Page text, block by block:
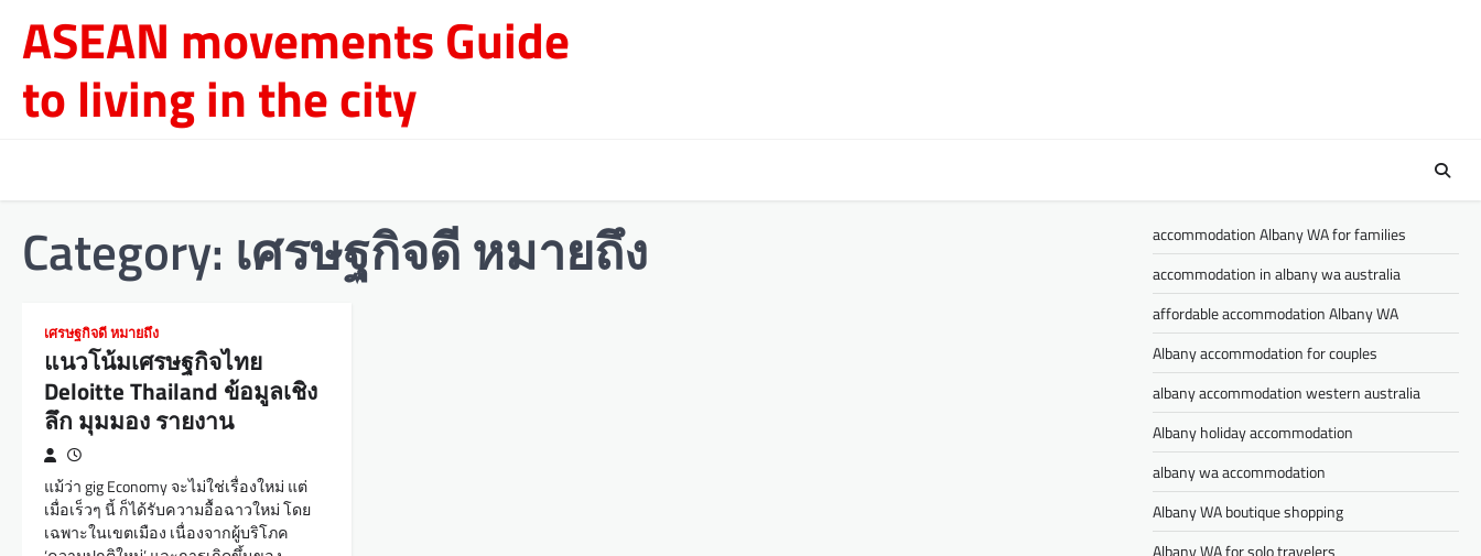
content
ASEAN movements Guide
to living in the city
Category: เศรษฐกิจดี หมายถึง
เศรษฐกิจดี หมายถึง
แนวโน้มเศรษฐกิจไทย
Deloitte Thailand ข้อมูลเชิง
ลึก มุมมอง รายงาน
แม้ว่า gig Economy จะไม่ใช่เรื่องใหม่ แต่
เมื่อเร็วๆ นี้ ก็ได้รับความอื้อฉาวใหม่ โดย
เฉพาะในเขตเมือง เนื่องจากผู้บริโภค
accommodation Albany WA for families
accommodation in albany wa australia
affordable accommodation Albany WA
Albany accommodation for couples
albany accommodation western australia
Albany holiday accommodation
albany wa accommodation
Albany WA boutique shopping
Albany WA for solo travelers